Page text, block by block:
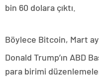
bin 60 dolara çıktı.
Böylece Bitcoin, Mart
Donald Trump’ın ABD
para birimi